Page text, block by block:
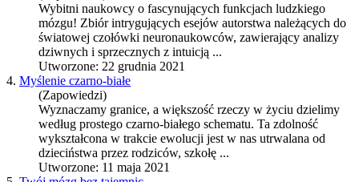
Wybitni naukowcy o fascynujących funkcjach ludzkiego
mózgu! Zbiór intrygujących esejów autorstwa należących do
światowej czołówki neuronaukowców, zawierający analizy
dziwnych i sprzecznych z intuicją ...
Utworzone: 22 grudnia 2021
4. Myślenie czarno-białe
(Zapowiedzi)
Wyznaczamy granice, a większość rzeczy w życiu dzielimy
według prostego czarno-białego schematu. Ta zdolność
wykształcona w trakcie ewolucji jest w nas utrwalana od
dzieciństwa przez rodziców, szkołę ...
Utworzone: 11 maja 2021